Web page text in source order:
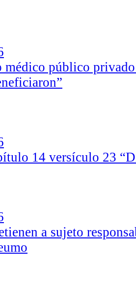
médico público
14 versículo 23
a sujeto